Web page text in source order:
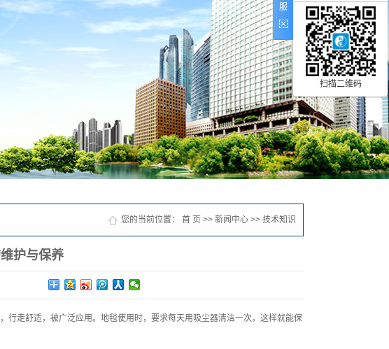
展示
风貌
在线留言
您的当前位置： 首 页 >> 新闻中心 >> 技术知识
护与保养
行走舒适，被广泛应用。地毯使用时，要求每天用吸尘器清洁一次，这样就能保
服
扫描二维码